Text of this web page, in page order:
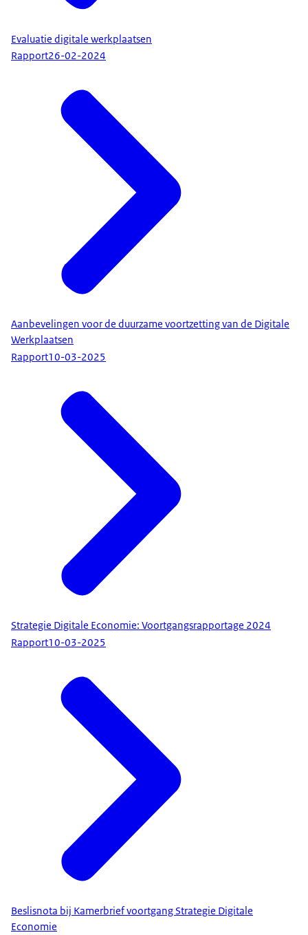
Evaluatie digitale werkplaatsen
Rapport26-02-2024
Aanbevelingen voor de duurzame voortzetting van de Digitale
Werkplaatsen
Rapport10-03-2025
Strategie Digitale Economie: Voortgangsrapportage 2024
Rapport10-03-2025
Beslisnota bij Kamerbrief voortgang Strategie Digitale
Economie